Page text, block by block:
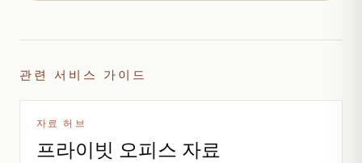
관련 서비스 가이드
자료 허브
프라이빗 오피스 자료